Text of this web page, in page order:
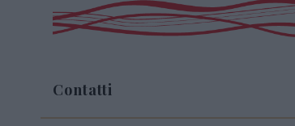
Contatti